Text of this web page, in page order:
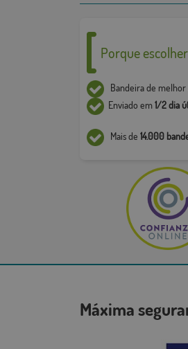
Porque escolher-
Bandeira de melhor
Enviado em1/2 dia
Mais de 14.000
Máxima